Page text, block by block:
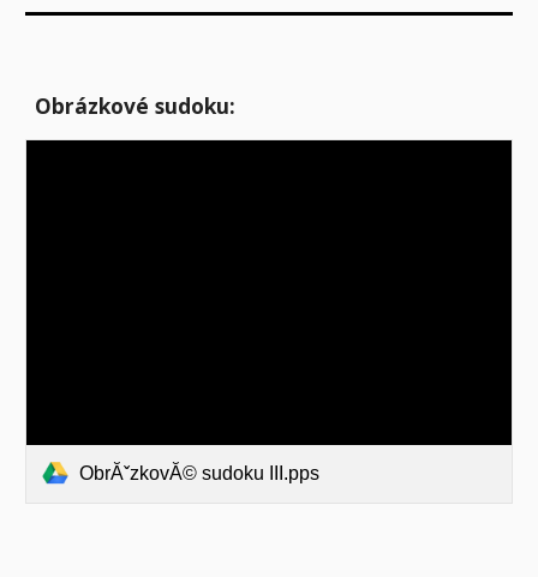
Obrázkové sudoku:
ObrĂˇzkovĂ© sudoku III.pps